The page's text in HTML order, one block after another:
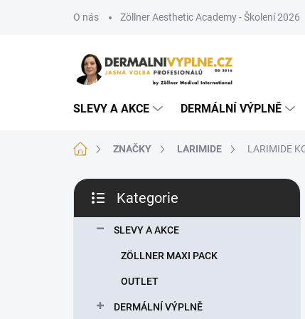
O nás Zöllner Aesthetic Academy - Školení 2026
SLEVY A AKCE DERMÁLNÍ VÝPLNĚ
Domů ZNAČKY LARIMIDE LARIMIDE
P
s
kategorie
Kategorie
SLEVY A AKCE
ZÖLLNER MAXI PACK
OUTLET
DERMÁLNÍ VÝPLNĚ